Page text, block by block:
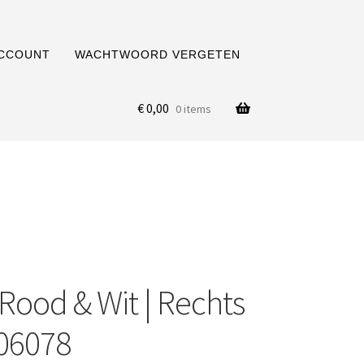
WACHTWOORD VERGETEN
€0,00 0 items
& Wit | Rechts